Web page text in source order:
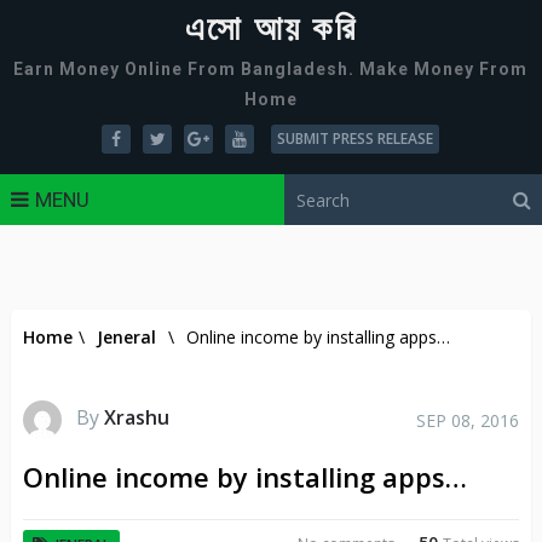
এসো আয় করি
Earn Money Online From Bangladesh. Make Money From
Home
SUBMIT PRESS RELEASE
MENU
Home \ Jeneral \ Online income by installing apps…
ByXrashu SEP 08, 2016
Online income by installing apps…